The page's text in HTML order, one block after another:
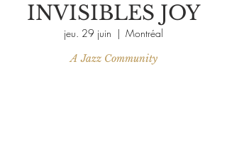
INVISIBLES JOY
jeu. 29 juin
  |
Montréal
A Jazz Community